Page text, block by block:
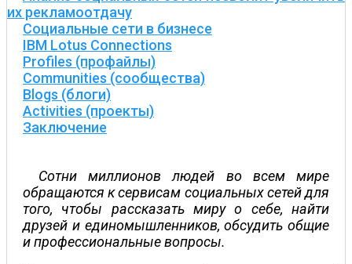
их рекламоотдачу
Социальные сети в бизнесе
IBM Lotus Connections
Profiles (профайлы)
Communities (сообщества)
Blogs (блоги)
Activities (проекты)
Заключение
Сотни миллионов людей во всем мире
обращаются к сервисам социальных сетей для
того, чтобы рассказать миру о себе, найти
друзей и единомышленников, обсудить общие
и профессиональные вопросы.